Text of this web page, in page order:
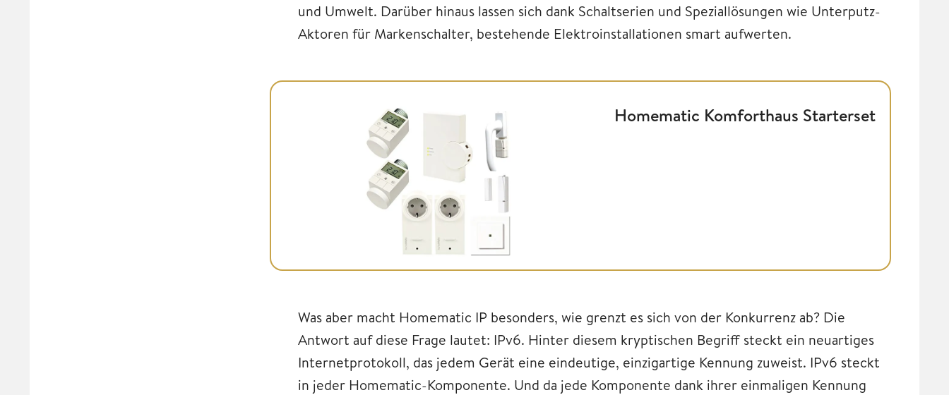
und Umwelt. Darüber hinaus lassen sich dank Schaltserien und Speziallösungen wie Unterputz-
Aktoren für Markenschalter, bestehende Elektroinstallationen smart aufwerten.
Homematic Komforthaus Starterset
Was aber macht Homematic IP besonders, wie grenzt es sich von der Konkurrenz ab? Die
Antwort auf diese Frage lautet: IPv6. Hinter diesem kryptischen Begriff steckt ein neuartiges
Internetprotokoll, das jedem Gerät eine eindeutige, einzigartige Kennung zuweist. IPv6 steckt
in jeder Homematic-Komponente. Und da jede Komponente dank ihrer einmaligen Kennung